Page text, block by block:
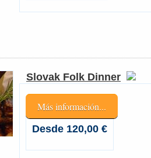
Slovak Folk Dinner
Más información...
Desde 120,00 €